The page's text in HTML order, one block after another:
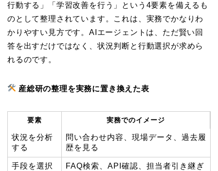
行動する」「学習改善を行う」という4要素を備えるも
のとして整理されています。これは、実務でかなりわ
かりやすい見方です。AIエージェントは、ただ賢い回
答を出すだけではなく、状況判断と行動選択が求めら
れるのです。
産総研の整理を実務に置き換えた表
要素 実務でのイメージ
状況を分析
する
問い合わせ内容、現場データ、過去履
歴を見る
手段を選択
FAQ検索、API確認、担当者引き継ぎ